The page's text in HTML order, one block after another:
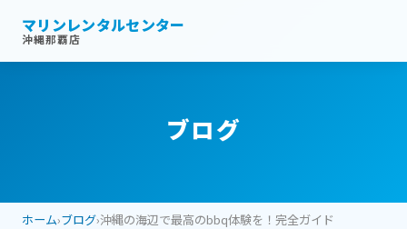
マリンレンタルセンター
沖縄那覇店
ブログ
ホーム›ブログ›沖縄の海辺で最高のbbq体験を！完全ガイド